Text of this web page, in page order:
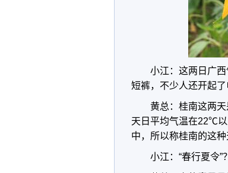
小江：这两日广
短裤，不少人还开起
黄总：桂南这两
天日平均气温在22℃以
中，所以称桂南的这种
小江：“春行夏令”